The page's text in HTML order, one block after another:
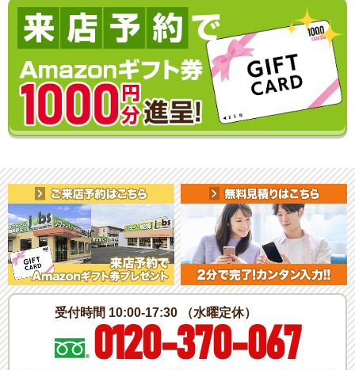
受付時間 10:00-17:30 （水曜定休）
0120-370-067